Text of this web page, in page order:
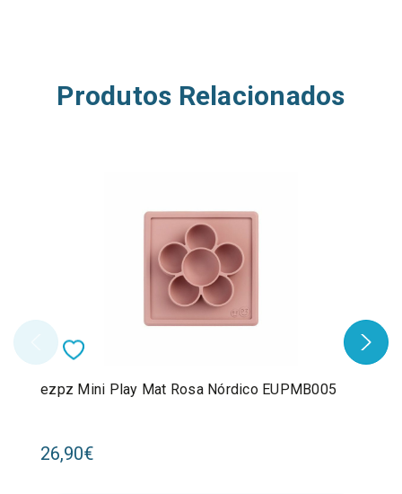
Produtos Relacionados
ezpz Mini Play Mat Rosa Nórdico EUPMB005
26,90€